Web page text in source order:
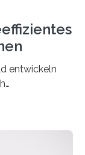
entwickeln
Gehirn. Die